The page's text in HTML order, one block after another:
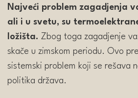
Najveći problem zagadjenja
ali i u svetu, su
ložišta. Zbog toga zagadjenje
skače u zimskom periodu. Ovo
sistemski problem koji se rešava
politika država.